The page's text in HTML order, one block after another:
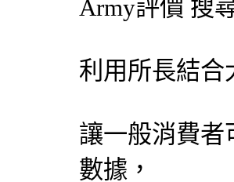
Army評價 搜
利用所長結合
讓一般消費者
數據，